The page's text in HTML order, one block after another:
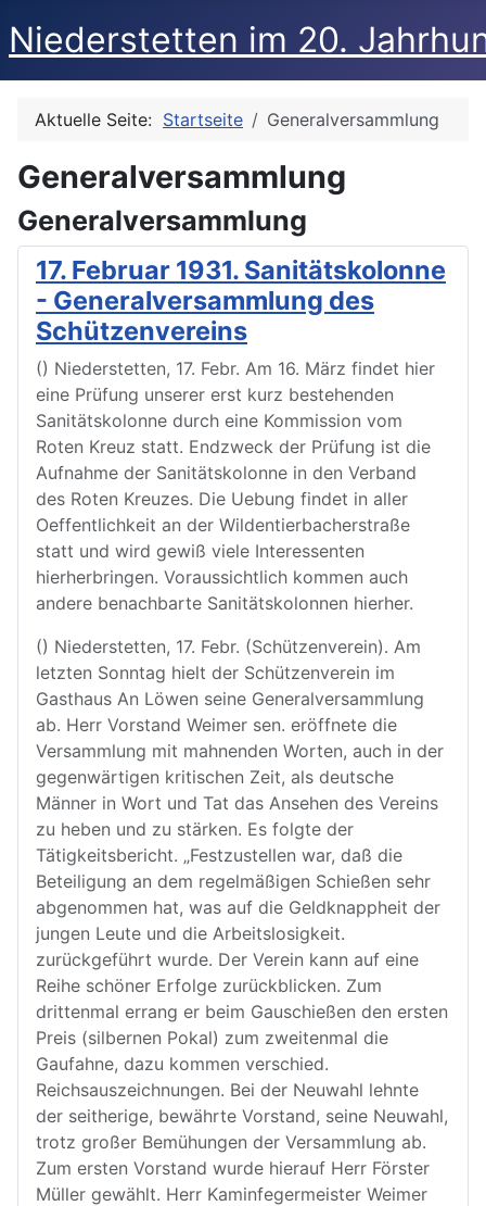
Niederstetten im 20.
Aktuelle Seite: Startseite Generalversammlung
Generalversammlung
Generalversammlung
17. Februar 1931. Sanitätskolonne
- Generalversammlung des
Schützenvereins
() Niederstetten, 17. Febr. Am 16. März findet hier
eine Prüfung unserer erst kurz bestehenden
Sanitätskolonne durch eine Kommission vom
Roten Kreuz statt. Endzweck der Prüfung ist die
Aufnahme der Sanitätskolonne in den Verband
des Roten Kreuzes. Die Uebung findet in aller
Oeffentlichkeit an der Wildentierbacherstraße
statt und wird gewiß viele Interessenten
hierherbringen. Voraussichtlich kommen auch
andere benachbarte Sanitätskolonnen hierher.
() Niederstetten, 17. Febr. (Schützenverein). Am
letzten Sonntag hielt der Schützenverein im
Gasthaus An Löwen seine Generalversammlung
ab. Herr Vorstand Weimer sen. eröffnete die
Versammlung mit mahnenden Worten, auch in der
gegenwärtigen kritischen Zeit, als deutsche
Männer in Wort und Tat das Ansehen des Vereins
zu heben und zu stärken. Es folgte der
Tätigkeitsbericht. „Festzustellen war, daß die
Beteiligung an dem regelmäßigen Schießen sehr
abgenommen hat, was auf die Geldknappheit der
jungen Leute und die Arbeitslosigkeit.
zurückgeführt wurde. Der Verein kann auf eine
Reihe schöner Erfolge zurückblicken. Zum
drittenmal errang er beim Gauschießen den ersten
Preis (silbernen Pokal) zum zweitenmal die
Gaufahne, dazu kommen verschied.
Reichsauszeichnungen. Bei der Neuwahl lehnte
der seitherige, bewährte Vorstand, seine Neuwahl,
trotz großer Bemühungen der Versammlung ab.
Zum ersten Vorstand wurde hierauf Herr Förster
Müller gewählt. Herr Kaminfegermeister Weimer